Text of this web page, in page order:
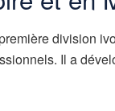
division
Il a